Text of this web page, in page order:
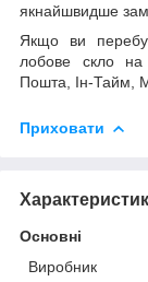
якнайшвидше
Якщо ви
лобове скло на
Пошта, Ін-Тайм,
Приховати
Основні
Виробник